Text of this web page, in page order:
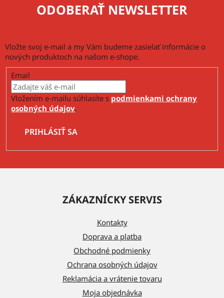
ODOBERAŤ NEWSLETTER
Vložte svoj e-mail a my Vám budeme zasielať informácie o
nových produktoch na našom e-shope.
Email
Vložením e-mailu súhlasíte s podmienkami ochrany
osobných údajov.
PRIHLÁSIŤ SA
ZÁKAZNÍCKY SERVIS
Kontakty
Doprava a platba
Obchodné podmienky
Ochrana osobných údajov
Reklamácia a vrátenie tovaru
Moja objednávka